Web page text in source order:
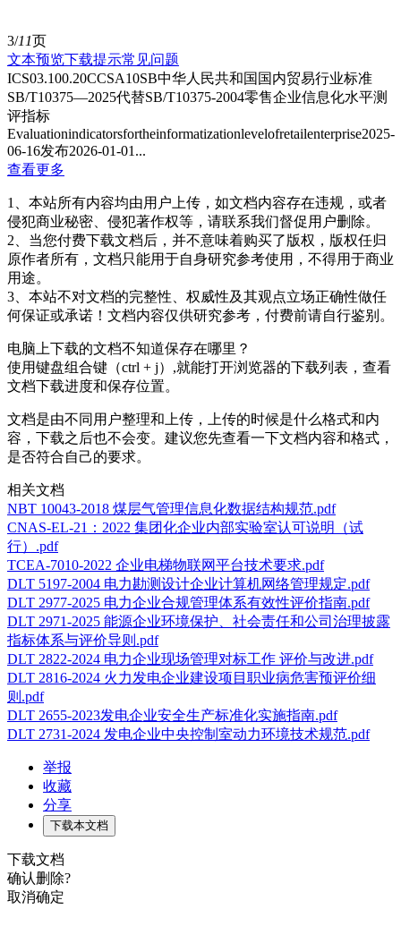
3/11页
文本预览下载提示常见问题
ICS03.100.20CCSA10SB中华人民共和国国内贸易行业标准
SB/T10375—2025代替SB/T10375-2004零售企业信息化水平测
评指标
Evaluationindicatorsfortheinformatizationlevelofretailenterprise2025-
06-16发布2026-01-01...
查看更多
1、本站所有内容均由用户上传，如文档内容存在违规，或者
侵犯商业秘密、侵犯著作权等，请联系我们督促用户删除。
2、当您付费下载文档后，并不意味着购买了版权，版权任归
原作者所有，文档只能用于自身研究参考使用，不得用于商业
用途。
3、本站不对文档的完整性、权威性及其观点立场正确性做任
何保证或承诺！文档内容仅供研究参考，付费前请自行鉴别。
电脑上下载的文档不知道保存在哪里？
使用键盘组合键（ctrl + j）,就能打开浏览器的下载列表，查看
文档下载进度和保存位置。
文档是由不同用户整理和上传，上传的时候是什么格式和内
容，下载之后也不会变。建议您先查看一下文档内容和格式，
是否符合自己的要求。
相关文档
NBT 10043-2018 煤层气管理信息化数据结构规范.pdf
CNAS-EL-21：2022 集团化企业内部实验室认可说明（试
行）.pdf
TCEA-7010-2022 企业电梯物联网平台技术要求.pdf
DLT 5197-2004 电力勘测设计企业计算机网络管理规定.pdf
DLT 2977-2025 电力企业合规管理体系有效性评价指南.pdf
DLT 2971-2025 能源企业环境保护、社会责任和公司治理披露
指标体系与评价导则.pdf
DLT 2822-2024 电力企业现场管理对标工作 评价与改进.pdf
DLT 2816-2024 火力发电企业建设项目职业病危害预评价细
则.pdf
DLT 2655-2023发电企业安全生产标准化实施指南.pdf
DLT 2731-2024 发电企业中央控制室动力环境技术规范.pdf
举报
收藏
分享
下载本文档
下载文档
确认删除?
取消确定